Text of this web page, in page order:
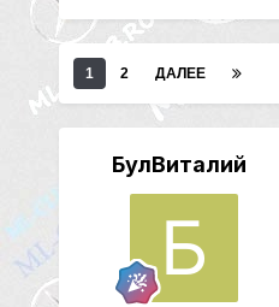
1 2 ДАЛЕЕ
БулВиталий